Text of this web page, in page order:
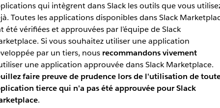
des applications répertoriées dans Slack Marketplace.
qui intègrent dans Slack les outils que vous
Toutes les applications disponibles dans Slack
été vérifiées et approuvées par l’équipe de Slack
Si vous souhaitez utiliser une application
par un tiers, nous recommandons vivement
une application approuvée dans Slack Marketplace.
faire preuve de prudence lors de l'utilisation de
tierce qui n'a pas été approuvée pour Slack
.